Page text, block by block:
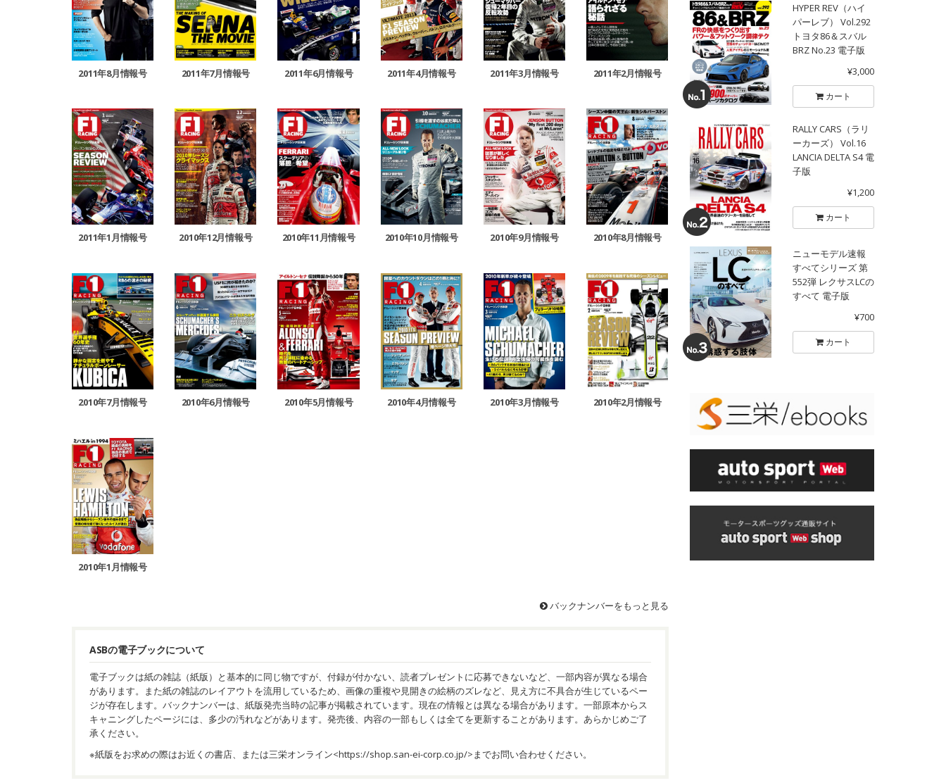
2011年8月情報号 2011年7月情報号 2011年6月情報号 2011年4月情報号 2011年3月情報号 2011年2月情報号
2011年1月情報号 2010年12月情報号 2010年11月情報号 2010年10月情報号 2010年9月情報号 2010年8月情報号
2010年7月情報号 2010年6月情報号 2010年5月情報号 2010年4月情報号 2010年3月情報号 2010年2月情報号
2010年1月情報号
バックナンバーをもっと見る
ASBの電子ブックについて
電子ブックは紙の雑誌（紙版）と基本的に同じ物ですが、付録が付かない、読者プレゼントに応募できないなど、一部内容が異なる場合
があります。また紙の雑誌のレイアウトを流用しているため、画像の重複や見開きの絵柄のズレなど、見え方に不具合が生じているペー
ジが存在します。バックナンバーは、紙版発売当時の記事が掲載されています。現在の情報とは異なる場合があります。一部原本からス
キャニングしたページには、多少の汚れなどがあります。発売後、内容の一部もしくは全てを更新することがあります。あらかじめご了
承ください。
※紙版をお求めの際はお近くの書店、または三栄オンライン<https://shop.san-ei-corp.co.jp/>までお問い合わせください。
HYPER REV（ハイ
パーレブ） Vol.292
トヨタ86＆スバル
BRZ No.23 電子版
¥3,000
カート
RALLY CARS（ラリ
ーカーズ） Vol.16
LANCIA DELTA S4 電
子版
¥1,200
カート
ニューモデル速報
すべてシリーズ 第
552弾 レクサスLCの
すべて 電子版
¥700
カート